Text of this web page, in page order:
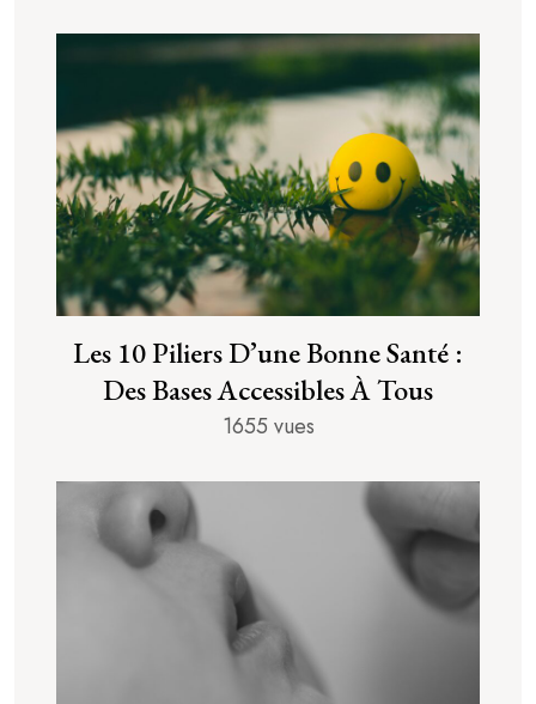
Les 10 Piliers D’une Bonne Santé :
Des Bases Accessibles À Tous
1655 vues